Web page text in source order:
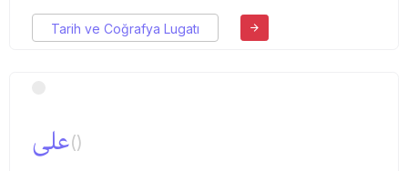
Tarih ve Coğrafya Lugatı
علی()